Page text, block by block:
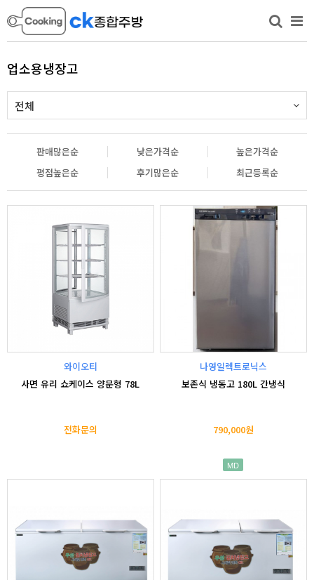
업소용냉장고
전체
판매많은순 낮은가격순
높은가격순
평점높은순
후기많은순 최근등록순
와이오티
사면 유리 쇼케이스 양문형 78L
전화문의
나영일렉트로닉스
보존식 냉동고 180L 간냉식
790,000원
MD